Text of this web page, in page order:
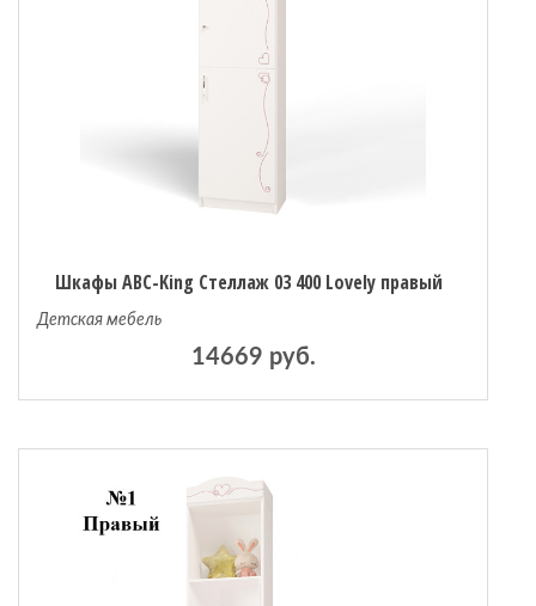
Шкафы ABC-King Стеллаж 03 400 Lovely правый
Детская мебель
14669 руб.